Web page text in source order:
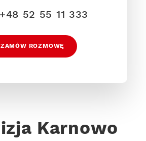
+48 52 55 11 333
ZAMÓW ROZMOWĘ
Karnowo